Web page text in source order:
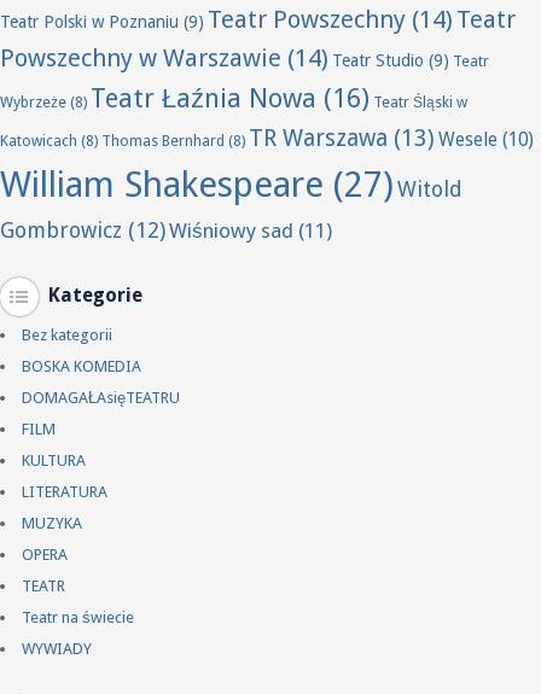
Teatr Polski w Poznaniu (9) Teatr Powszechny (14) Teatr
Powszechny w Warszawie (14) Teatr Studio (9) Teatr
Wybrzeże (8) Teatr Łaźnia Nowa (16) Teatr Śląski w
Katowicach (8) Thomas Bernhard (8) TR Warszawa (13) Wesele (10)
William Shakespeare (27)Witold
Gombrowicz (12)Wiśniowy sad (11)
Kategorie
Bez kategorii
BOSKA KOMEDIA
DOMAGAŁAsięTEATRU
FILM
KULTURA
LITERATURA
MUZYKA
OPERA
TEATR
Teatr na świecie
WYWIADY